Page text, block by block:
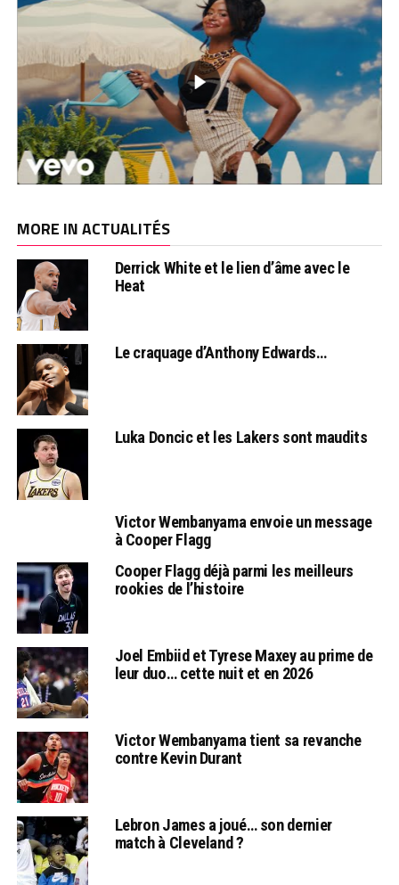
MORE IN ACTUALITÉS
Derrick White et le lien d’âme avec le
Heat
Le craquage d’Anthony Edwards…
Luka Doncic et les Lakers sont maudits
Victor Wembanyama envoie un message
à Cooper Flagg
Cooper Flagg déjà parmi les meilleurs
rookies de l’histoire
Joel Embiid et Tyrese Maxey au prime de
leur duo… cette nuit et en 2026
Victor Wembanyama tient sa revanche
contre Kevin Durant
Lebron James a joué… son dernier
match à Cleveland ?